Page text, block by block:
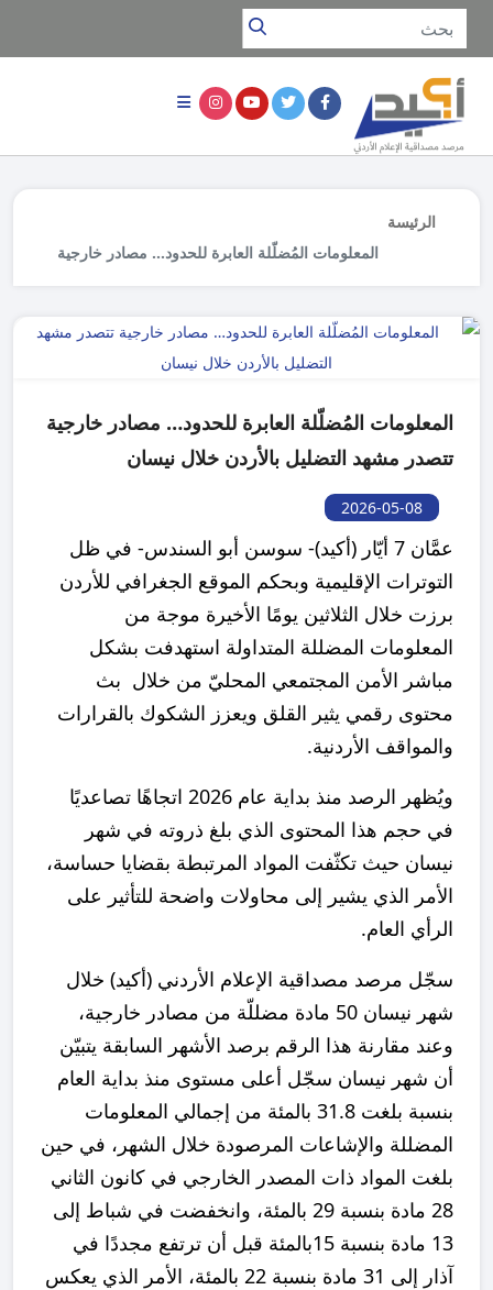
الرئيسة
المعلومات المُضلّلة العابرة للحدود… مصادر خارجية
المعلومات المُضلّلة العابرة للحدود… مصادر خارجية
تتصدر مشهد التضليل بالأردن خلال نيسان
2026-05-08
عمَّان 7 أيّار (أكيد)- سوسن أبو السندس- في ظل
التوترات الإقليمية وبحكم الموقع الجغرافي للأردن
برزت خلال الثلاثين يومًا الأخيرة موجة من
المعلومات المضللة المتداولة استهدفت بشكل
مباشر الأمن المجتمعي المحليّ من خلال بث
محتوى رقمي يثير القلق ويعزز الشكوك بالقرارات
والمواقف الأردنية.
ويُظهر الرصد منذ بداية عام 2026 اتجاهًا تصاعديًا
في حجم هذا المحتوى الذي بلغ ذروته في شهر
نيسان حيث تكثّفت المواد المرتبطة بقضايا حساسة،
الأمر الذي يشير إلى محاولات واضحة للتأثير على
الرأي العام.
سجّل مرصد مصداقية الإعلام الأردني (أكيد) خلال
شهر نيسان 50 مادة مضللّة من مصادر خارجية،
وعند مقارنة هذا الرقم برصد الأشهر السابقة يتبيّن
أن شهر نيسان سجّل أعلى مستوى منذ بداية العام
بنسبة بلغت 31.8 بالمئة من إجمالي المعلومات
المضللة والإشاعات المرصودة خلال الشهر، في حين
بلغت المواد ذات المصدر الخارجي في كانون الثاني
28 مادة بنسبة 29 بالمئة، وانخفضت في شباط إلى
13 مادة بنسبة 15بالمئة قبل أن ترتفع مجددًا في
آذار إلى 31 مادة بنسبة 22 بالمئة، الأمر الذي يعكس